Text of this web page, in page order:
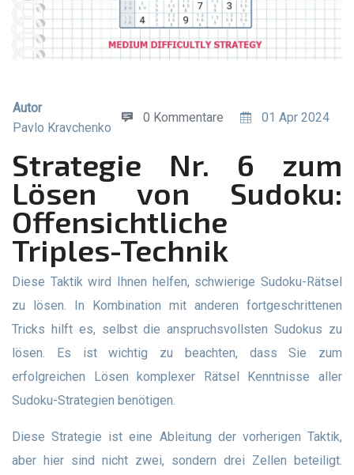
Autor
Pavlo Kravchenko
0 Kommentare 01 Apr 2024
Strategie Nr. 6 zum
Lösen von Sudoku:
Offensichtliche
Triples-Technik
Diese Taktik wird Ihnen helfen, schwierige Sudoku-Rätsel
zu lösen. In Kombination mit anderen fortgeschrittenen
Tricks hilft es, selbst die anspruchsvollsten Sudokus zu
lösen. Es ist wichtig zu beachten, dass Sie zum
erfolgreichen Lösen komplexer Rätsel Kenntnisse aller
Sudoku-Strategien benötigen.
Diese Strategie ist eine Ableitung der vorherigen Taktik,
aber hier sind nicht zwei, sondern drei Zellen beteiligt.